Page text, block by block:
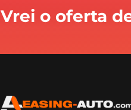
Vrei o oferta